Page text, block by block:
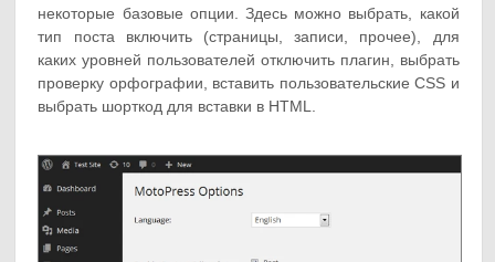
некоторые базовые опции. Здесь можно выбрать, какой
тип поста включить (страницы, записи, прочее), для
каких уровней пользователей отключить плагин, выбрать
проверку орфографии, вставить пользовательские CSS и
выбрать шорткод для вставки в HTML.